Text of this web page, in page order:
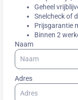
Geheel
Snelcheck of
Prijsgarantie
Binnen 2
Naam
Adres